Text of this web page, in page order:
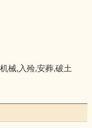
械,入殓,安葬,破土